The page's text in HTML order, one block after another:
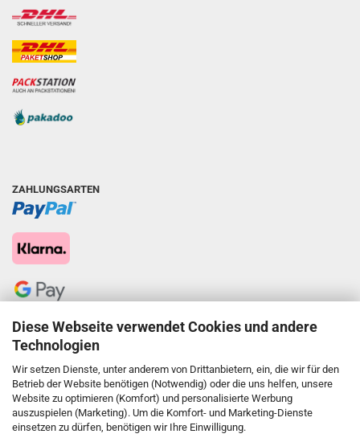
Diese Webseite verwendet Cookies und andere
Technologien
Wir setzen Dienste, unter anderem von Drittanbietern, ein, die wir für den
Betrieb der Website benötigen (Notwendig) oder die uns helfen, unsere
Website zu optimieren (Komfort) und personalisierte Werbung
auszuspielen (Marketing). Um die Komfort- und Marketing-Dienste
einsetzen zu dürfen, benötigen wir Ihre Einwilligung.
ZAHLUNGSARTEN